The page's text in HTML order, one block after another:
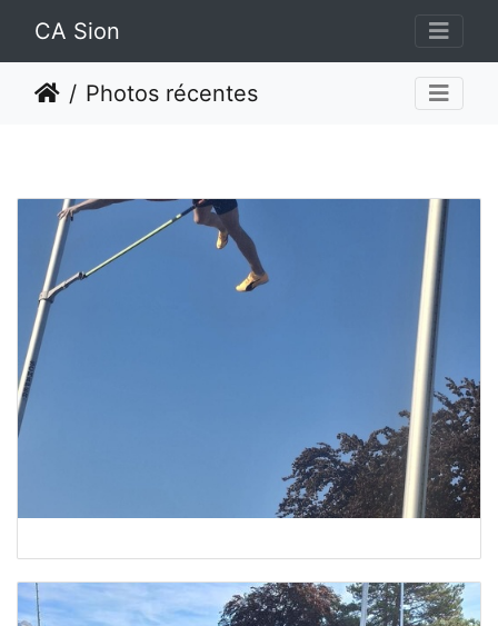
CA Sion
Photos récentes